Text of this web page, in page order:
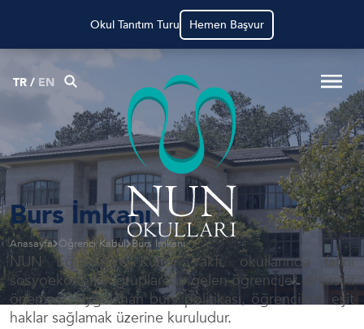
Okul Tanıtım Turu Hemen Başvur
TR/ EN
Anasayfa Öğrenci Kabul Burs İmkanı
Burs İmkanı
NUN Eğitim ve Kültür Vakfı, okullarında farklı
sosyoekonomik gruplardan gelen öğrenciler olmasını
önemser. Uygulanan burs politikası, öğrencilere eşit
haklar sağlamak üzerine kuruludur.